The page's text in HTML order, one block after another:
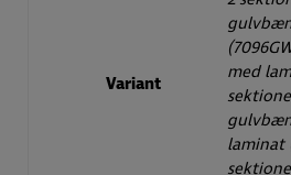
Variant
med
laminat